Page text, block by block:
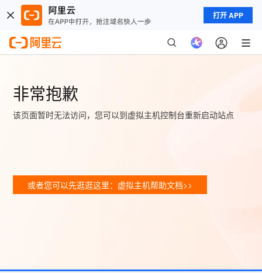
打开 APP
非常抱歉
该页面暂时无法访问，您可以到虚拟主机控制台重新启动站点
或者您可以先逛逛这里：虚拟主机帮助文档>>